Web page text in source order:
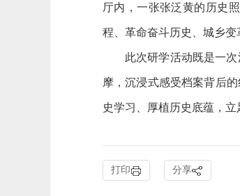
厅内，一张张泛黄的历史
程、革命奋斗历史、城乡
此次研学活动既是一
摩，沉浸式感受档案背后
史学习、厚植历史底蕴，
打印 分享